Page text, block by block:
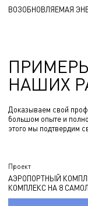
ВОЗОБНОВЛЯЕМАЯ
НАШИХ
Доказываем свой
большом опыте и
этого мы подтвердим
Проект
АЭРОПОРТНЫЙ
КОМПЛЕКС НА 8